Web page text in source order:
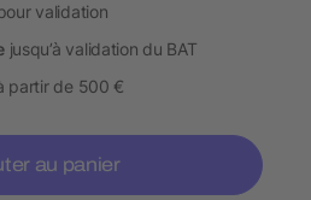
validation
jusqu’à validation du BAT
partir de 500 €
au panier